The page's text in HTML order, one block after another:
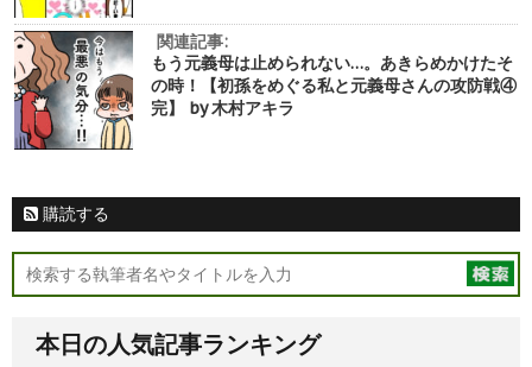
関連記事:
もう元義母は止められない…。あきらめかけたそ
の時！【初孫をめぐる私と元義母さんの攻防戦④
完】 by 木村アキラ
購読する
本日の人気記事ランキング